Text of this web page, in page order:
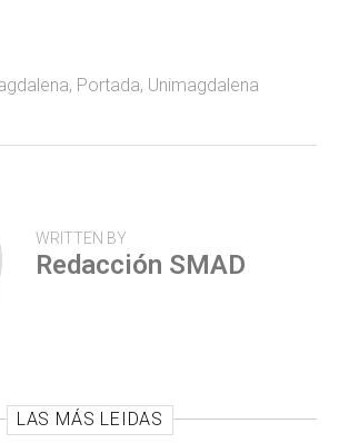
tir, Portada, Unimagdalena
WRITTEN BY
Redacción SMAD
LAS MÁS LEIDAS